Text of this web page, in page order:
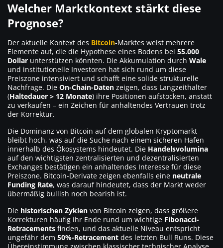
Welcher Marktkontext stärkt diese
Prognose?
Der aktuelle Kontext des Bitcoin-Marktes weist mehrere
Elemente auf, die die Hypothese eines Bodens bei 55.000
Dollar unterstützen könnten. Die Akkumulation durch Wale
und institutionelle Investoren hat sich rund um diese
Preiszone intensiviert und schafft eine solide strukturelle
Nachfrage. Die On-Chain-Daten zeigen, dass Langzeithalter
(Haltedauer > 12 Monate) ihre Positionen aufstocken, anstatt
zu verkaufen – ein Zeichen für anhaltendes Vertrauen trotz
der Korrektur.
Die Dominanz von Bitcoin auf dem globalen Kryptomarkt
bleibt hoch, was auf die Suche nach einem sicheren Hafen
innerhalb des Ökosystems hindeutet. Die Handelsvolumina
auf den wichtigsten zentralisierten und dezentralisierten
Exchanges bestätigen ein anhaltendes Interesse für diese
Preiszone. Bitcoin-Derivate zeigen ebenfalls eine neutrale
Funding Rate, was darauf hindeutet, dass der Markt weder
übermäßig bullish noch bearish ist.
Die historischen Zyklen von Bitcoin zeigen, dass größere
Korrekturen häufig ihr Ende rund um wichtige Fibonacci-
Retracements finden, und das aktuelle Niveau entspricht
ungefähr dem 50%-Retracement des letzten Bull Runs. Diese